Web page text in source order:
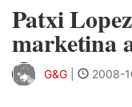
Patxi
marketina
G&G 2008-